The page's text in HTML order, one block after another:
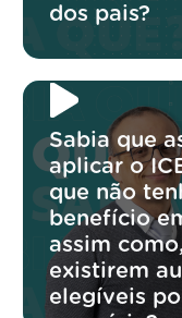
dos pais?
Sabia que
aplicar o
que não
benefício
assim
existirem
elegíveis